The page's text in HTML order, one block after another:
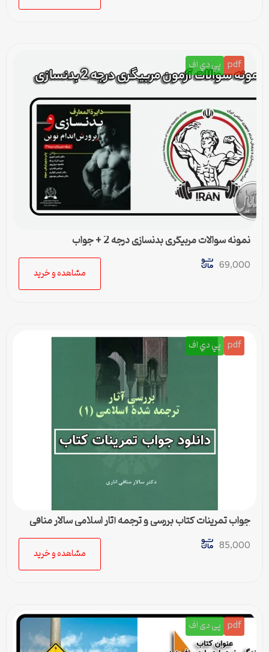
pdf پي دي اف
نمونه سوالات مربیگری بدنسازی درجه 2 + جواب
69,000
مشاهده و خرید
pdf پي دي اف
جواب تمرینات کتاب بررسی و ترجمه آثار اسلامی سالار منافی
اناری
85,000
مشاهده و خرید
pdf پی دی اف